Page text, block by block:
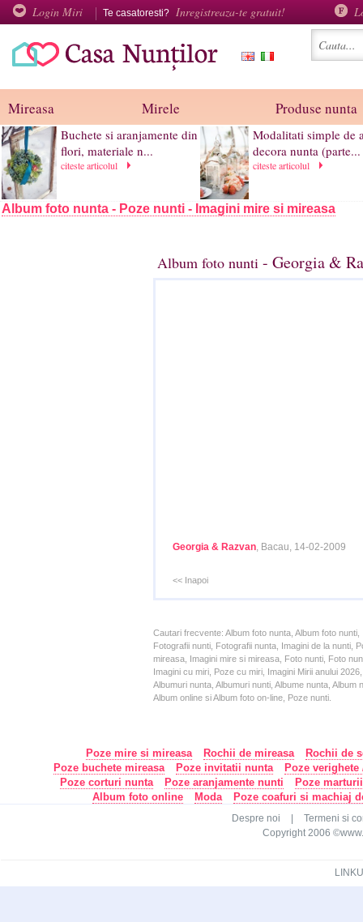
Login Miri Te casatoresti? Inregistreaza-te gratuit!
Mireasa Mirele Produse nunta
Buchete si aranjamente din
flori, materiale n...
citeste articolul
Modalitati simple de
decora nunta (parte...
citeste articolul
Album foto nunta - Poze nunti - Imagini mire si mireasa
Album foto nunti - Georgia &
Georgia & Razvan, Bacau, 14-02-2009
<< Inapoi
Cautari frecvente: Album foto nunta, Album foto
Fotografii nunti, Fotografii nunta, Imagini de la nunti,
mireasa, Imagini mire si mireasa, Foto nunti, Foto
Imagini cu miri, Poze cu miri, Imagini Mirii anului
Albumuri nunta, Albumuri nunti, Albume nunta,
Album online si Album foto on-line, Poze nunti.
Poze mire si mireasa Rochii de mireasa
Rochii de
Poze buchete mireasa
Poze invitatii nunta
Poze
Poze corturi nunta
Poze aranjamente nunti
Poze
Album foto online
Moda Poze coafuri si machiaj
Despre noi
Termeni si
Copyright 2006